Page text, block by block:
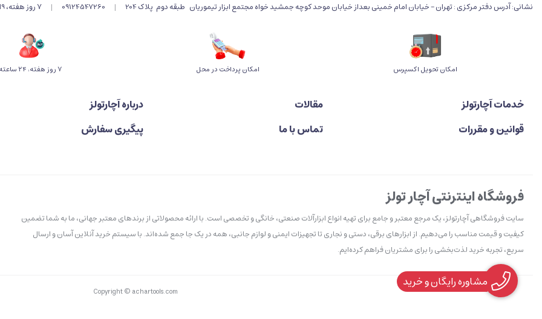
نشانی: آدرس دفتر مرکزی : تهران - خیابان امام خمینی بعداز خیابان موحد کوچه جمشید خواه مجتمع ابزار تیموریان طبقه دوم پلاک 204 |
09124547260
| ۷ روز هفته، 9الی 19 پاسخگوی شما هستیم .
اﻣﮑﺎن ﺗﺤﻮﯾﻞ اﮐﺴﭙﺮس امکان پرداخت در محل ۷ روز ﻫﻔﺘﻪ، ۲۴ ﺳﺎﻋﺘﻪ
خدمات آچارتولز مقالات
درباره آچارتولز
قوانین و مقررات
تماس با ما پیگیری سفارش
فروشگاه اینترنتی آچار تولز
سایت فروشگاهی آچارتولز، یک مرجع معتبر و جامع برای تهیه انواع ابزارآلات صنعتی، خانگی و تخصصی است. با ارائه محصولاتی از برندهای معتبر جهانی، ما به شما تضمین
کیفیت و قیمت مناسب را می‌دهیم. از ابزارهای برقی، دستی و نجاری تا تجهیزات ایمنی و لوازم جانبی، همه در یک جا جمع شده‌اند. با سیستم خرید آنلاین آسان و ارسال
سریع، تجربه خرید لذت‌بخشی را برای مشتریان فراهم کرده‌ایم.
Copyright © achartools.com
مشاوره رایگان و خرید